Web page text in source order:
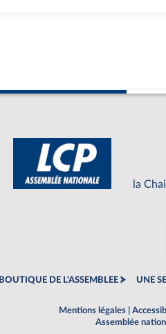
la
BOUTIQUE DE L'ASSEMBLEE UNE
Mentions légales
Assemblée